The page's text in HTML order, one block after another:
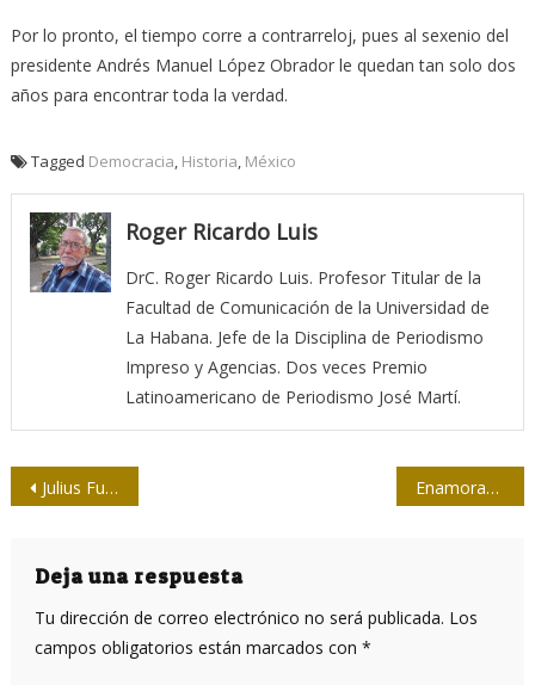
Por lo pronto, el tiempo corre a contrarreloj, pues al sexenio del
presidente Andrés Manuel López Obrador le quedan tan solo dos
años para encontrar toda la verdad.
Tagged Democracia Historia México
Roger Ricardo Luis
DrC. Roger Ricardo Luis. Profesor Titular de la
Facultad de Comunicación de la Universidad de
La Habana. Jefe de la Disciplina de Periodismo
Impreso y Agencias. Dos veces Premio
Latinoamericano de Periodismo José Martí.
Navegación
entradas
Julius Fucik y el ángel de la alegría Enamorado del croto del jardín, salir del closet y un código
Deja una respuesta
Tu dirección de correo electrónico no será publicada. Los
campos obligatorios están marcados con *